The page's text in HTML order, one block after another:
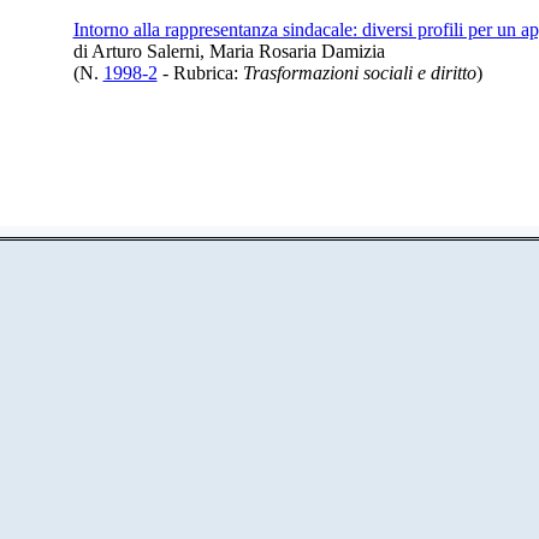
Intorno alla rappresentanza sindacale: diversi profili per un
di Arturo Salerni, Maria Rosaria Damizia
(N. 1998-2- Rubrica: Trasformazioni sociali e diritto)